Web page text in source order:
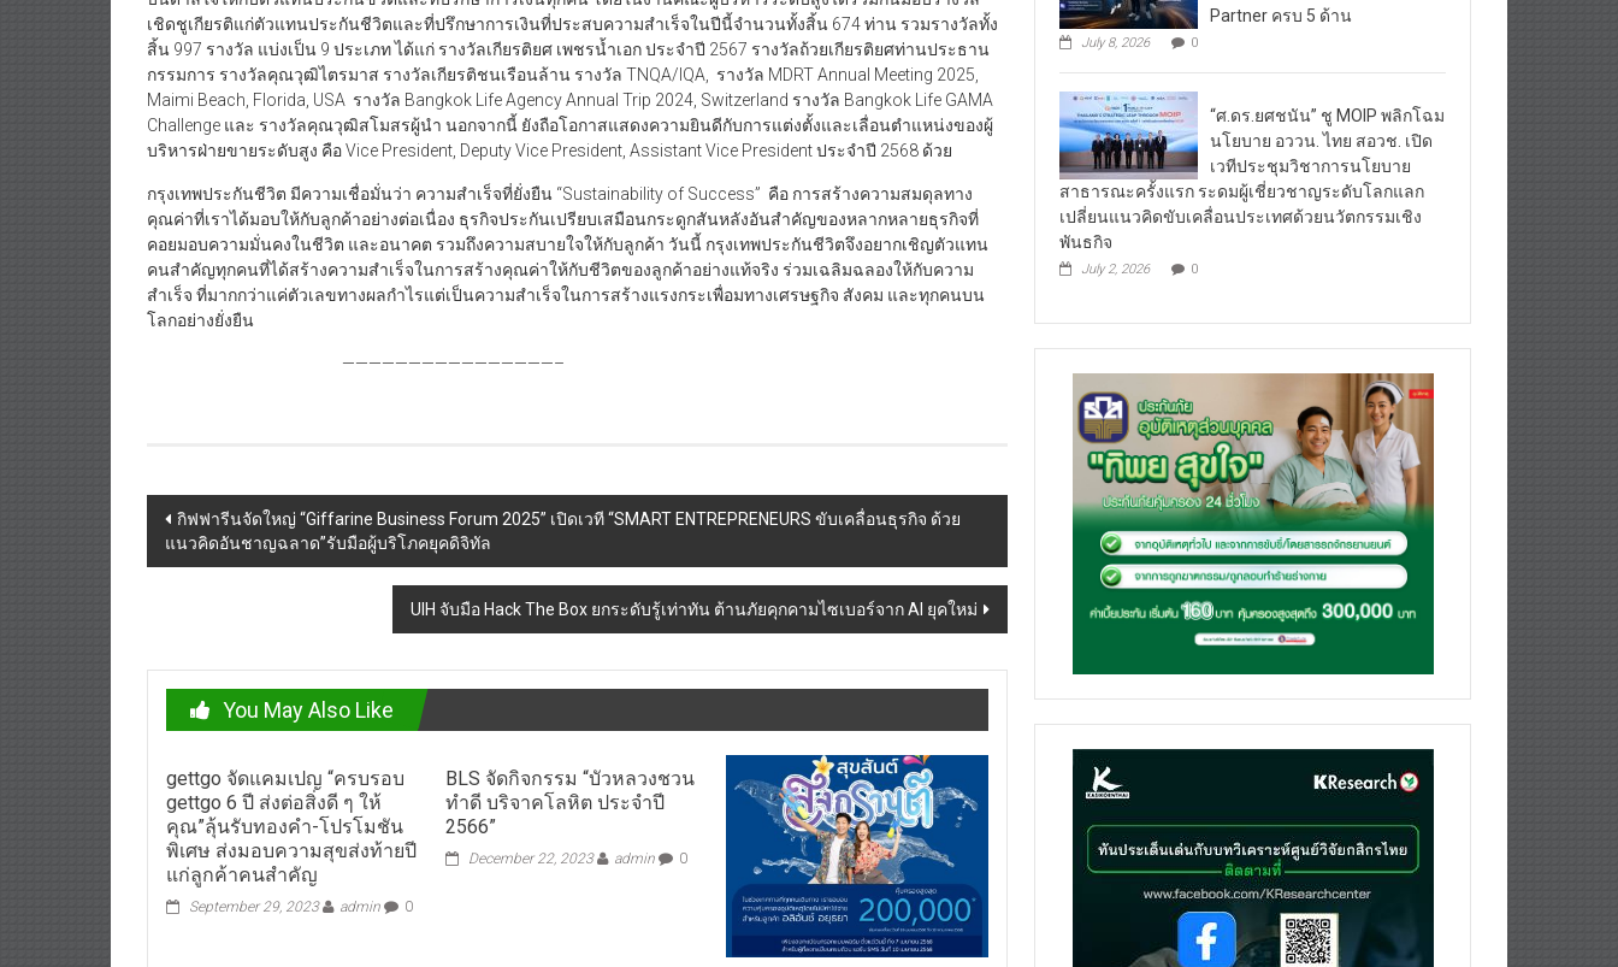
เชิดชูเกียรติแก่ตัวแทนประกันชีวิตและที่ปรึกษาการเงินที่ประสบความสำเร็จในปีนี้จำนวนทั้งสิ้น 674 ท่าน รวมรางวัลทั้ง
สิ้น 997 รางวัล แบ่งเป็น 9 ประเภท ได้แก่ รางวัลเกียรติยศ เพชรน้ำเอก ประจำปี 2567 รางวัลถ้วยเกียรติยศท่านประธาน
กรรมการ รางวัลคุณวุฒิไตรมาส รางวัลเกียรติชนเรือนล้าน รางวัล TNQA/IQA, รางวัล MDRT Annual Meeting 2025,
Maimi Beach, Florida, USA รางวัล Bangkok Life Agency Annual Trip 2024, Switzerland รางวัล Bangkok Life GAMA
Challenge และ รางวัลคุณวุฒิสโมสรผู้นำ นอกจากนี้ ยังถือโอกาสแสดงความยินดีกับการแต่งตั้งและเลื่อนตำแหน่งของผู้
บริหารฝ่ายขายระดับสูง คือ Vice President, Deputy Vice President, Assistant Vice President ประจำปี 2568 ด้วย
กรุงเทพประกันชีวิต มีความเชื่อมั่นว่า ความสำเร็จที่ยั่งยืน “Sustainability of Success” คือ การสร้างความสมดุลทาง
คุณค่าที่เราได้มอบให้กับลูกค้าอย่างต่อเนื่อง ธุรกิจประกันเปรียบเสมือนกระดูกสันหลังอันสำคัญของหลากหลายธุรกิจที่
คอยมอบความมั่นคงในชีวิต และอนาคต รวมถึงความสบายใจให้กับลูกค้า วันนี้ กรุงเทพประกันชีวิตจึงอยากเชิญตัวแทน
คนสำคัญทุกคนที่ได้สร้างความสำเร็จในการสร้างคุณค่าให้กับชีวิตของลูกค้าอย่างแท้จริง ร่วมเฉลิมฉลองให้กับความ
สำเร็จ ที่มากกว่าแค่ตัวเลขทางผลกำไรแต่เป็นความสำเร็จในการสร้างแรงกระเพื่อมทางเศรษฐกิจ สังคม และทุกคนบน
โลกอย่างยั่งยืน
————————————————–
Post
navigation
กิฟฟารีนจัดใหญ่ “Giffarine Business Forum 2025” เปิดเวที “SMART ENTREPRENEURS ขับเคลื่อนธุรกิจ ด้วย
แนวคิดอันชาญฉลาด”รับมือผู้บริโภคยุคดิจิทัล
UIH จับมือ Hack The Box ยกระดับรู้เท่าทัน ต้านภัยคุกคามไซเบอร์จาก AI ยุคใหม่
You May Also Like
gettgo จัดแคมเปญ “ครบรอบ
gettgo 6 ปี ส่งต่อสิ่งดี ๆ ให้
คุณ”ลุ้นรับทองคำ-โปรโมชัน
พิเศษ ส่งมอบความสุขส่งท้ายปี
แก่ลูกค้าคนสำคัญ
September 29, 2023 admin 0
BLS จัดกิจกรรม “บัวหลวงชวน
ทำดี บริจาคโลหิต ประจำปี
2566”
December 22, 2023 admin 0
Partner ครบ 5 ด้าน
July 8, 2026 0
“ศ.ดร.ยศชนัน” ชู MOIP พลิกโฉม
นโยบาย อววน. ไทย สอวช. เปิด
เวทีประชุมวิชาการนโยบาย
สาธารณะครั้งแรก ระดมผู้เชี่ยวชาญระดับโลกแลก
เปลี่ยนแนวคิดขับเคลื่อนประเทศด้วยนวัตกรรมเชิง
พันธกิจ
July 2, 2026 0